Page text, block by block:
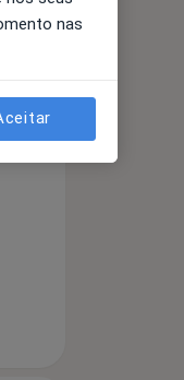
Segunda-feira Ter,
11 Ago
nas